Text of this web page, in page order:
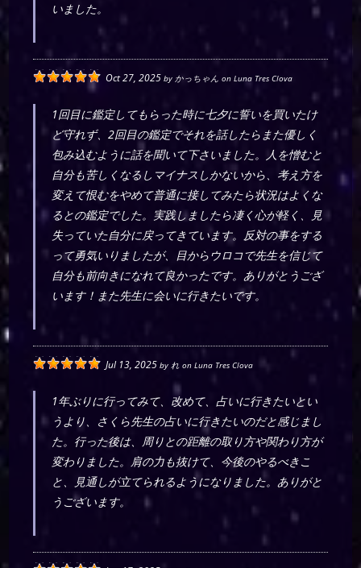
いました。
Oct 27, 2025 by かっちゃん onLuna Tres Clova
1回目に鑑定してもらった時に七夕に誓いを買いたけ
ど守れず、2回目の鑑定でそれを話したらまた優しく
包み込むように話を聞いて下さいました。人を憎むと
自分も苦しくなるしマイナスしかないから、考え方を
変えて恨むをやめて普通に接してみたら状況はよくな
るとの鑑定でした。実践しましたら凄く心が軽く、見
失っていた自分に戻ってきています。反対の事をする
って勇気いりましたが、目からウロコで先生を信じて
自分も前向きになれて良かったです。ありがとうござ
います！また先生に会いに行きたいです。
Jul 13, 2025 byれ onLuna Tres Clova
1年ぶりに行ってみて、改めて、占いに行きたいとい
うより、さくら先生の占いに行きたいのだと感じまし
た。行った後は、周りとの距離の取り方や関わり方が
変わりました。肩の力も抜けて、今後のやるべきこ
と、見通しが立てられるようになりました。ありがと
うございます。